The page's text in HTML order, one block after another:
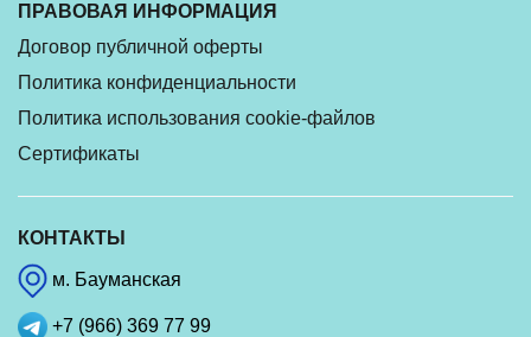
ПРАВОВАЯ ИНФОРМАЦИЯ
Договор публичной оферты
Политика конфиденциальности
Политика использования cookie-файлов
Сертификаты
КОНТАКТЫ
м. Бауманская
+7 (966) 369 77 99